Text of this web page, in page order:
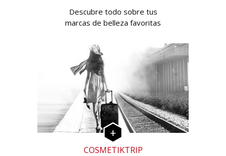
Descubre todo sobre tus
marcas de belleza favoritas
COSMETIKTRIP